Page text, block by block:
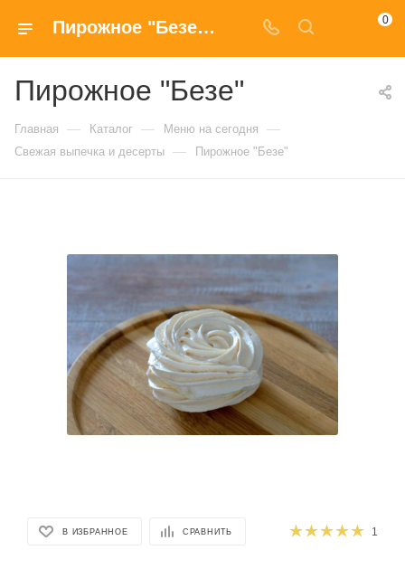
Пирожное "Безе" с доставкой на дом в Москве 0
Пирожное "Безе"
Главная — Каталог — Меню на сегодня —
Свежая выпечка и десерты — Пирожное "Безе"
В ИЗБРАННОЕ СРАВНИТЬ 1